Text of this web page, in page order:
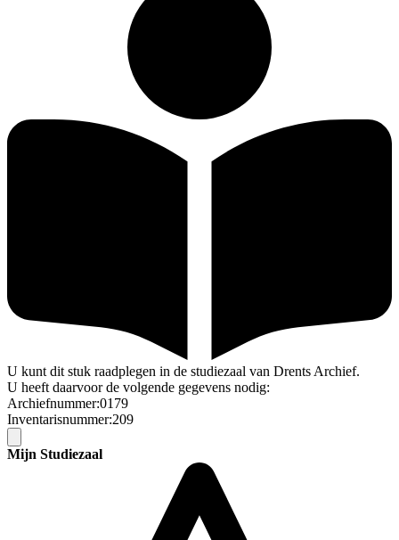
U kunt dit stuk raadplegen in de studiezaal van Drents Archief.
U heeft daarvoor de volgende gegevens nodig:
Archiefnummer:0179
Inventarisnummer:209
Mijn Studiezaal